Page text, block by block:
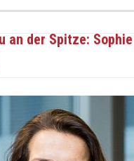
an der Spitze: Sophie